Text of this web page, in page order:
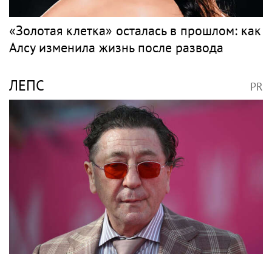
"Четыре жизни Петра Мамонова" покажут
в кино